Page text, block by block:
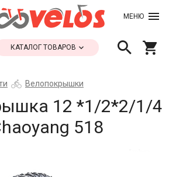
МЕНЮ
КАТАЛОГ ТОВАРОВ
Велопокрышки
12 *1/2*2/1/4
518